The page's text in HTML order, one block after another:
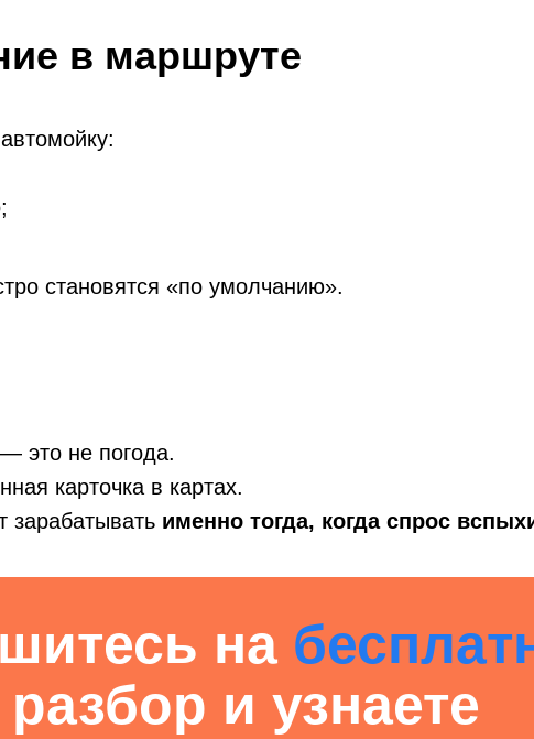
в маршруте
становятся «по умолчанию».
это не погода.
карточка в картах.
зарабатывать именно тогда, когда спрос
на
разбор и узнаете